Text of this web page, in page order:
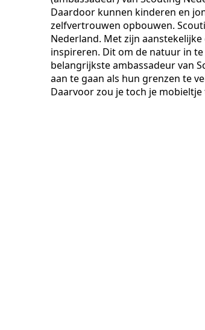
Daardoor kunnen kinderen en
zelfvertrouwen opbouwen.
Nederland. Met zijn
inspireren. Dit om de natuur in
belangrijkste ambassadeur van
aan te gaan als hun grenzen te
Daarvoor zou je toch je mobieltje